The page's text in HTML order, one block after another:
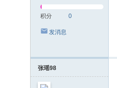
积分 0
发消息
张瑶98